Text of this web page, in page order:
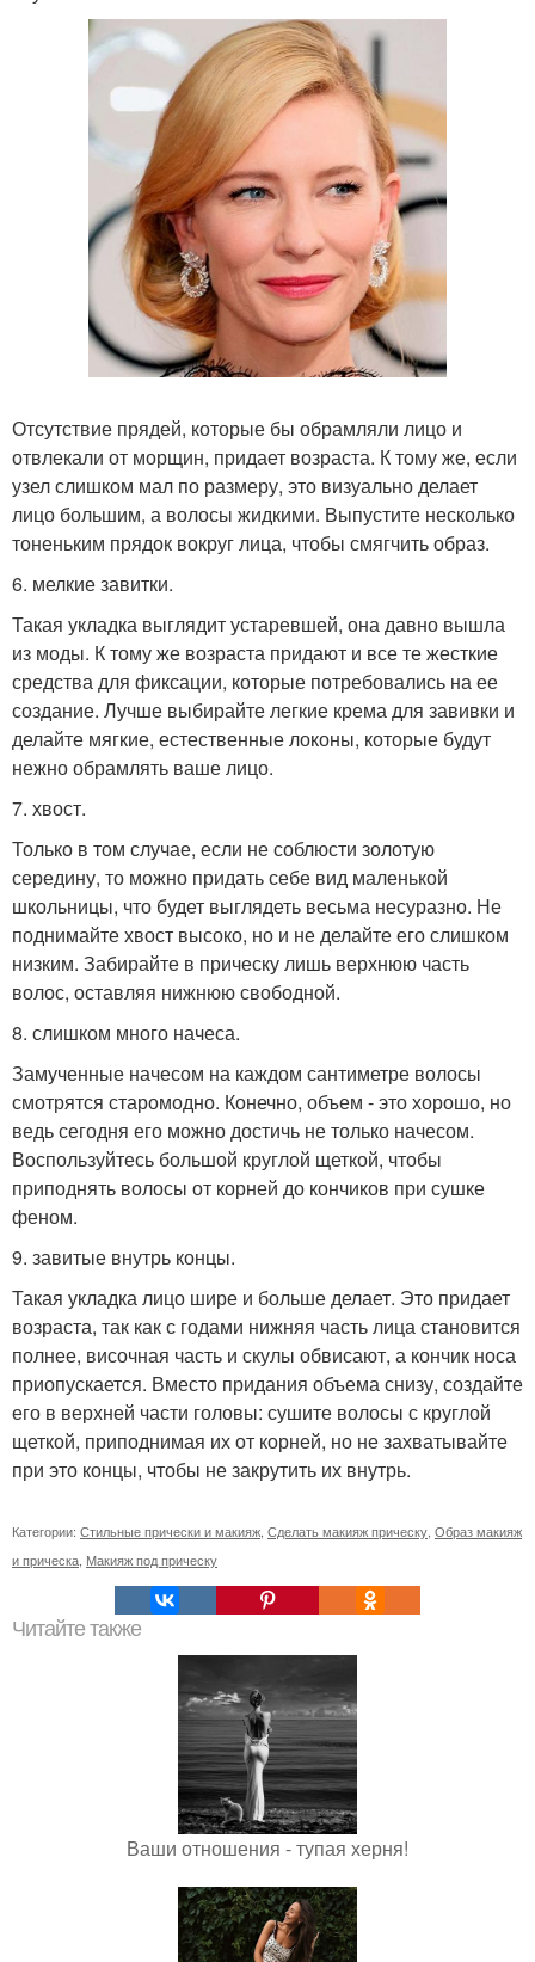
Отсутствие прядей, которые бы обрамляли лицо и
отвлекали от морщин, придает возраста. К тому же, если
узел слишком мал по размеру, это визуально делает
лицо большим, а волосы жидкими. Выпустите несколько
тоненьким прядок вокруг лица, чтобы смягчить образ.
6. мелкие завитки.
Такая укладка выглядит устаревшей, она давно вышла
из моды. К тому же возраста придают и все те жесткие
средства для фиксации, которые потребовались на ее
создание. Лучше выбирайте легкие крема для завивки и
делайте мягкие, естественные локоны, которые будут
нежно обрамлять ваше лицо.
7. хвост.
Только в том случае, если не соблюсти золотую
середину, то можно придать себе вид маленькой
школьницы, что будет выглядеть весьма несуразно. Не
поднимайте хвост высоко, но и не делайте его слишком
низким. Забирайте в прическу лишь верхнюю часть
волос, оставляя нижнюю свободной.
8. слишком много начеса.
Замученные начесом на каждом сантиметре волосы
смотрятся старомодно. Конечно, объем - это хорошо, но
ведь сегодня его можно достичь не только начесом.
Воспользуйтесь большой круглой щеткой, чтобы
приподнять волосы от корней до кончиков при сушке
феном.
9. завитые внутрь концы.
Такая укладка лицо шире и больше делает. Это придает
возраста, так как с годами нижняя часть лица становится
полнее, височная часть и скулы обвисают, а кончик носа
приопускается. Вместо придания объема снизу, создайте
его в верхней части головы: сушите волосы с круглой
щеткой, приподнимая их от корней, но не захватывайте
при это концы, чтобы не закрутить их внутрь.
Категории: Стильные прически и макияж Сделать макияж прическу Образ макияж
и прическа Макияж под прическу
Читайте также
Ваши отношения - тупая херня!